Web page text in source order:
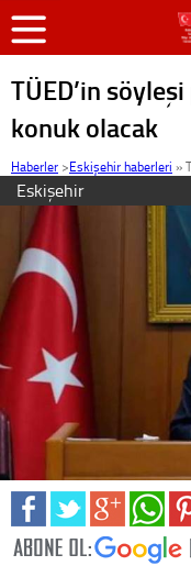
TÜED’in
konuk olacak
Haberler >Eskişehir haberleri »
Eskişehir